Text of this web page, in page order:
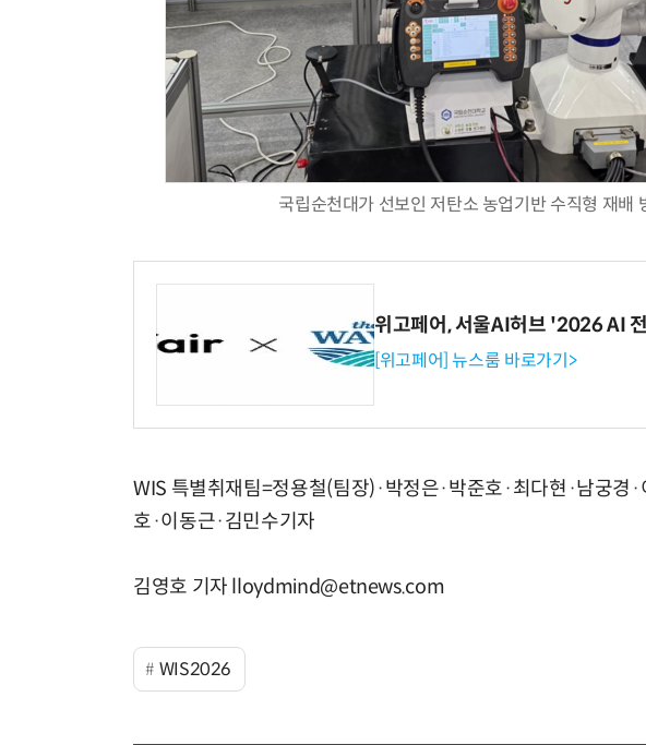
국립순천대가 선보인 저탄소 농업기반 수직형 재배
위고페어, 서울AI허브 '2026 AI
[위고페어] 뉴스룸 바로가기>
WIS 특별취재팀=정용철(팀장)·박정은·박준호·최다현·남궁경
호·이동근·김민수기자
김영호 기자 lloydmind@etnews.com
WIS2026